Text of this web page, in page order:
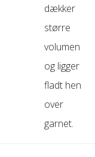
dækker
større
volumen
og ligger
fladt hen
over
garnet.